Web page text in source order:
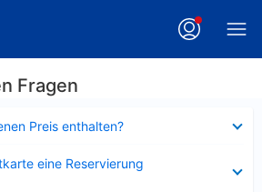
Fragen
Preis enthalten?
eine Reservierung